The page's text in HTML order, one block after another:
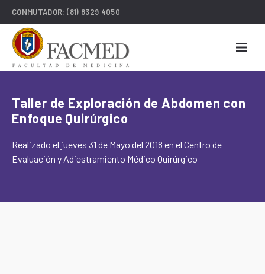
CONMUTADOR:(81) 8329 4050
Taller de Exploración de Abdomen con
Enfoque Quirúrgico
Realizado el jueves 31 de Mayo del 2018 en el Centro de
Evaluación y Adiestramiento Médico Quirúrgico